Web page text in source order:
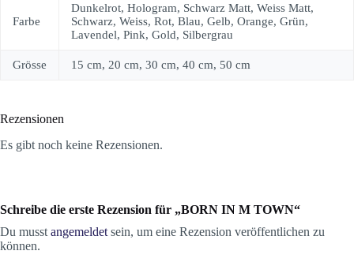
Farbe
Dunkelrot, Hologram, Schwarz Matt, Weiss Matt,
Schwarz, Weiss, Rot, Blau, Gelb, Orange, Grün,
Lavendel, Pink, Gold, Silbergrau
Grösse 15 cm, 20 cm, 30 cm, 40 cm, 50 cm
Rezensionen
Es gibt noch keine Rezensionen.
Schreibe die erste Rezension für „BORN IN M TOWN“
Du musst angemeldet sein, um eine Rezension veröffentlichen zu
können.